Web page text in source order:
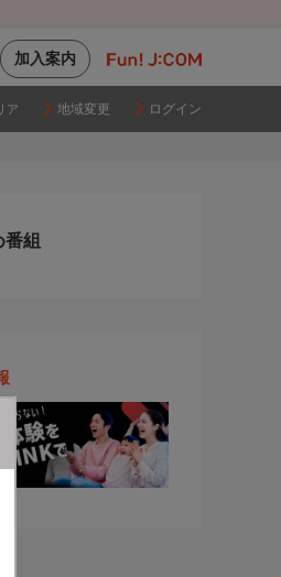
加入案内
ア 地域変更 ログイン
組